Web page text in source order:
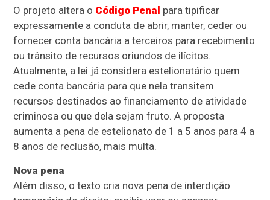
O projeto altera o Código Penal para tipificar
expressamente a conduta de abrir, manter, ceder ou
fornecer conta bancária a terceiros para recebimento
ou trânsito de recursos oriundos de ilícitos.
Atualmente, a lei já considera estelionatário quem
cede conta bancária para que nela transitem
recursos destinados ao financiamento de atividade
criminosa ou que dela sejam fruto. A proposta
aumenta a pena de estelionato de 1 a 5 anos para 4 a
8 anos de reclusão, mais multa.
Nova pena
Além disso, o texto cria nova pena de interdição